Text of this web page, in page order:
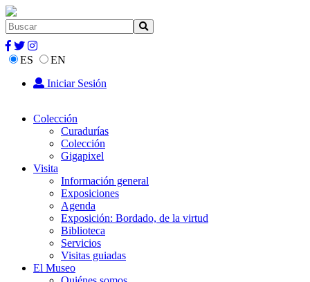
ES
EN
Iniciar Sesión
Colección
Curadurías
Colección
Gigapixel
Visita
Información general
Exposiciones
Agenda
Exposición: Bordado, de la virtud
Biblioteca
Servicios
Visitas guiadas
El Museo